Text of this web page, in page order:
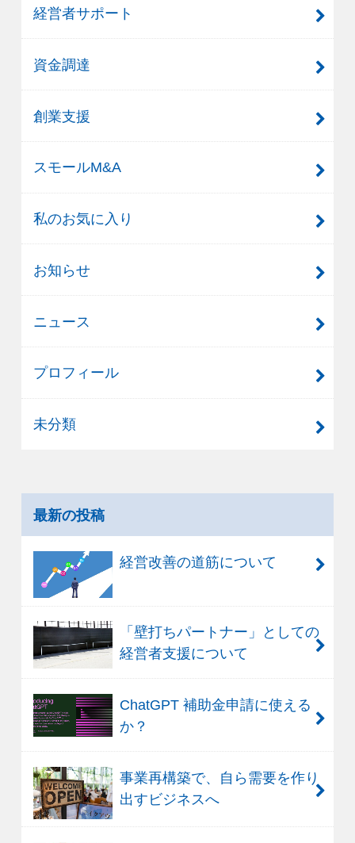
経営者サポート
資金調達
創業支援
スモールM&A
私のお気に入り
お知らせ
ニュース
プロフィール
未分類
最新の投稿
経営改善の道筋について
「壁打ちパートナー」としての
経営者支援について
ChatGPT 補助金申請に使える
か？
事業再構築で、自ら需要を作り
出すビジネスへ